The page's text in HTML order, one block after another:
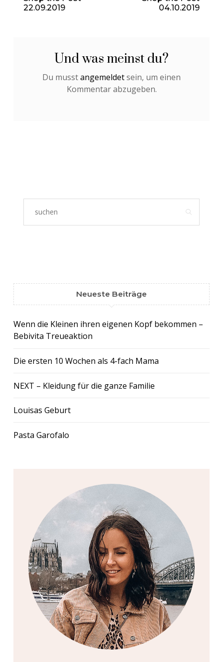
22.09.2019
04.10.2019
Und was meinst du?
Du musstangemeldetsein, um einen
Kommentar abzugeben.
Neueste Beiträge
Wenn die Kleinen ihren eigenen Kopf bekommen –
Bebivita Treueaktion
Die ersten 10 Wochen als 4-fach Mama
NEXT – Kleidung für die ganze Familie
Louisas Geburt
Pasta Garofalo